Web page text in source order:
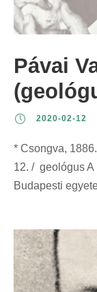
Pávai
2020-02-12
* Csongva,
12. / geológus
Budapesti